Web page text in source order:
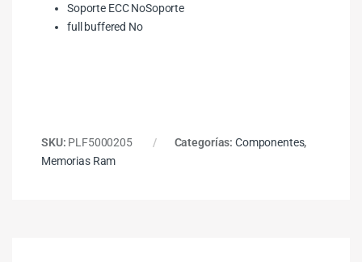
Soporte ECC NoSoporte
full buffered No
SKU: PLF5000205 Categorías: Componentes,
Memorias Ram